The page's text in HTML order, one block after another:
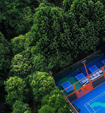
财经 教育
大国智造 大
CCTV.节目官网